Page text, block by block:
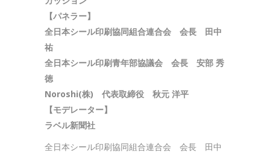
【パネラー】
全日本シール印刷協同組合連合会 会長 田中
祐
全日本シール印刷青年部協議会 会長 安部 秀
徳
Noroshi(株) 代表取締役 秋元 洋平
【モデレーター】
ラベル新聞社
全日本シール印刷協同組合連合会 会長 田中